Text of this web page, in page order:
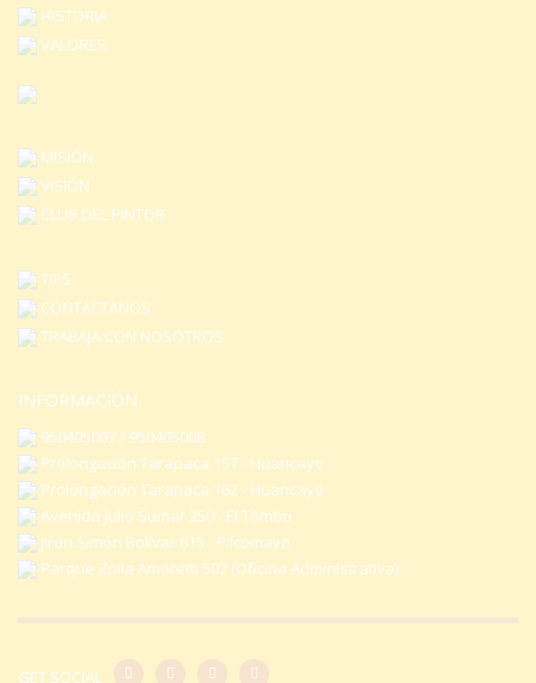
elegir
en
página
producto
HISTORIA
VALORES
MISIÓN
VISIÓN
CLUB DEL PINTOR
TIPS
CONTÁCTANOS
TRABAJA CON NOSOTROS
INFORMACIÓN
950405007 / 950405008
Prolongación Tarapaca 157 - Huancayo
Prolongación Tarapaca 162 - Huancayo
Avenida Julio Sumar 250 - El Tambo
Jirón Simón Bolívar 615 - Pilcomayo
Parque Zoila Amoretti 507 (Oficina Administrativa)
GET SOCIAL